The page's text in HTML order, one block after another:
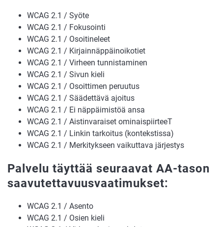
WCAG 2.1 / Syöte
WCAG 2.1 / Fokusointi
WCAG 2.1 / Osoitineleet
WCAG 2.1 / Kirjainnäppäinoikotiet
WCAG 2.1 / Virheen tunnistaminen
WCAG 2.1 / Sivun kieli
WCAG 2.1 / Osoittimen peruutus
WCAG 2.1 / Säädettävä ajoitus
WCAG 2.1 / Ei näppäimistöä ansa
WCAG 2.1 / Aistinvaraiset ominaispiirteeT
WCAG 2.1 / Linkin tarkoitus (kontekstissa)
WCAG 2.1 / Merkitykseen vaikuttava järjestys
Palvelu täyttää seuraavat AA-tason
saavutettavuusvaatimukset:
WCAG 2.1 / Asento
WCAG 2.1 / Osien kieli